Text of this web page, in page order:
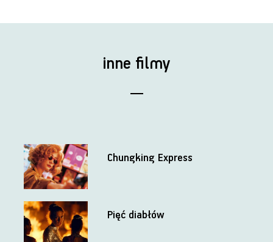
inne filmy
Chungking Express
Pięć diabłów